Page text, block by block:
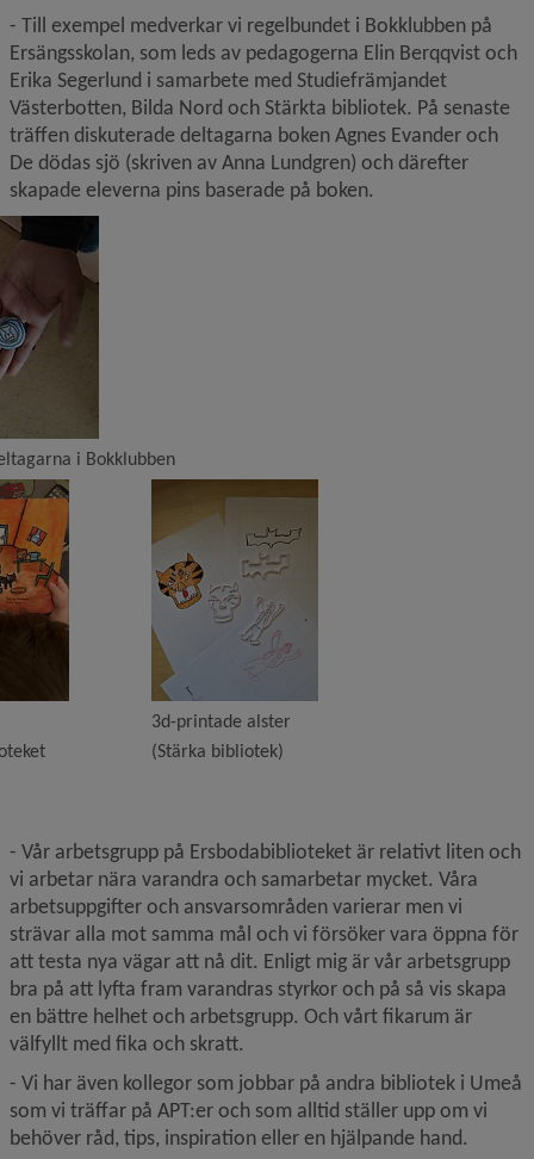
- Till exempel medverkar vi regelbundet i Bokklubben på
Ersängsskolan, som leds av pedagogerna Elin Berqqvist och
Erika Segerlund i samarbete med Studiefrämjandet
Västerbotten, Bilda Nord och Stärkta bibliotek. På senaste
träffen diskuterade deltagarna boken Agnes Evander och
De dödas sjö (skriven av Anna Lundgren) och därefter
skapade eleverna pins baserade på boken.
i Bokklubben
3d-printade alster
(Stärka bibliotek)
- Vår arbetsgrupp på Ersbodabiblioteket är relativt liten och
vi arbetar nära varandra och samarbetar mycket. Våra
arbetsuppgifter och ansvarsområden varierar men vi
strävar alla mot samma mål och vi försöker vara öppna för
att testa nya vägar att nå dit. Enligt mig är vår arbetsgrupp
bra på att lyfta fram varandras styrkor och på så vis skapa
en bättre helhet och arbetsgrupp. Och vårt fikarum är
välfyllt med fika och skratt.
- Vi har även kollegor som jobbar på andra bibliotek i Umeå
som vi träffar på APT:er och som alltid ställer upp om vi
behöver råd, tips, inspiration eller en hjälpande hand.